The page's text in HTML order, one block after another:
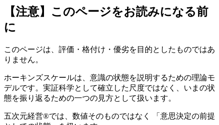
【注意】このページをお読みになる前
に
このページは、評価・格付け・優劣を目的としたものではあ
りません。
ホーキンズスケールは、意識の状態を説明するための理論モ
デルです。実証科学として確立した尺度ではなく、いまの状
態を振り返るための一つの見方として扱います。
五次元経営®では、数値そのものではなく 「意思決定の前提